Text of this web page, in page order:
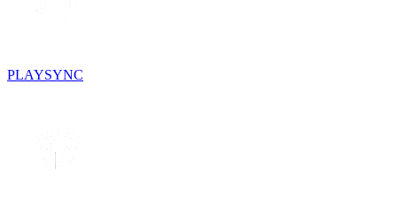
PLAYSYNC